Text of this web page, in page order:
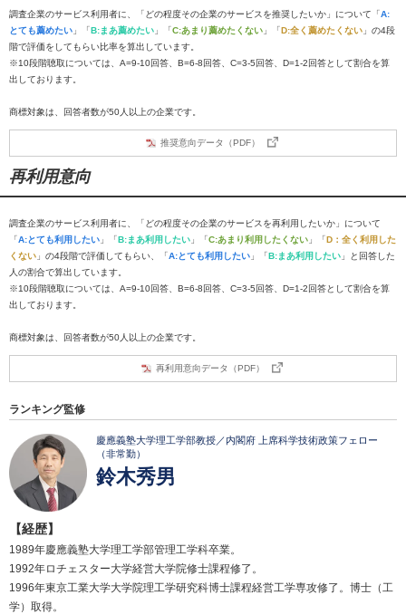
調査企業のサービス利用者に、「どの程度その企業のサービスを推奨したいか」について「A:
とても薦めたい 」「B:まあ薦めたい 」「C:あまり薦めたくない 」「D:全く薦めたくない 」の4段
階で評価をしてもらい比率を算出しています。
※10段階聴取については、A=9-10回答、B=6-8回答、C=3-5回答、D=1-2回答として割合を算
出しております。
商標対象は、回答者数が50人以上の企業です。
推奨意向データ（PDF）
再利用意向
調査企業のサービス利用者に、「どの程度その企業のサービスを再利用したいか」について
「A:とても利用したい 」「B:まあ利用したい 」「C:あまり利用したくない 」「D：全く利用した
くない 」の4段階で評価してもらい、「A:とても利用したい 」「B:まあ利用したい 」と回答した
人の割合で算出しています。
※10段階聴取については、A=9-10回答、B=6-8回答、C=3-5回答、D=1-2回答として割合を算
出しております。
商標対象は、回答者数が50人以上の企業です。
再利用意向データ（PDF）
ランキング監修
慶應義塾大学理工学部教授／内閣府 上席科学技術政策フェロー
（非常勤）
鈴木秀男
【経歴】
1989年慶應義塾大学理工学部管理工学科卒業。
1992年ロチェスター大学経営大学院修士課程修了。
1996年東京工業大学大学院理工学研究科博士課程経営工学専攻修了。博士（工
学）取得。